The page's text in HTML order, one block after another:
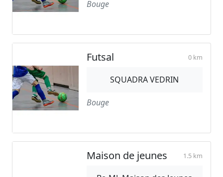
Bouge
Futsal 0 km
SQUADRA VEDRIN
Bouge
Maison de jeunes 1.5 km